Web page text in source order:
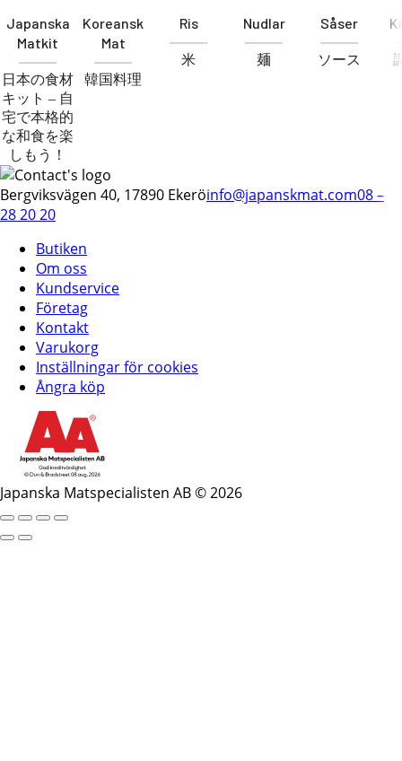
Japanska
Matkit
日本の食材
キット – 自
宅で本格的
な和食を楽
しもう！
Koreansk
Mat
韓国料理
Ris
米
Nudlar
麺
Såser
ソース
Bergviksvägen 40, 17890 Ekeröinfo@japanskmat.com08 –
28 20 20
Butiken
Om oss
Kundservice
Företag
Kontakt
Varukorg
Inställningar för cookies
Ångra köp
Japanska Matspecialisten AB © 2026